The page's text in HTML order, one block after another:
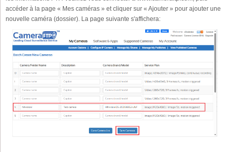
accéder à la page « Mes caméras » et cliquer sur « Ajouter » pour ajouter une
nouvelle caméra (dossier). La page suivante s'affichera: